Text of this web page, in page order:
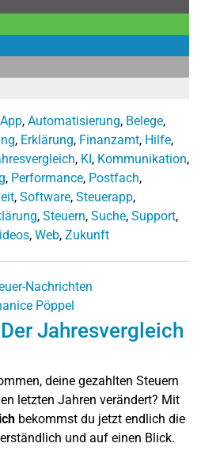
App, Automatisierung, Belege,
, Erklärung, Finanzamt, Hilfe,
, KI, Kommunikation,
, Performance, Postfach,
, Software, Steuerapp,
, Steuern, Suche, Support,
, Web, Zukunft
Nachrichten
Pöppel
Jahresvergleich
deine gezahlten Steuern
letzten Jahren verändert? Mit
bekommst du jetzt endlich die
und auf einen Blick.